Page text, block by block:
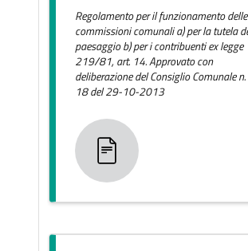
Regolamento per il funzionamento delle
commissioni comunali a) per la tutela
paesaggio b) per i contribuenti ex legge
219/81, art. 14. Approvato con
deliberazione del Consiglio Comunale n.
18 del 29-10-2013